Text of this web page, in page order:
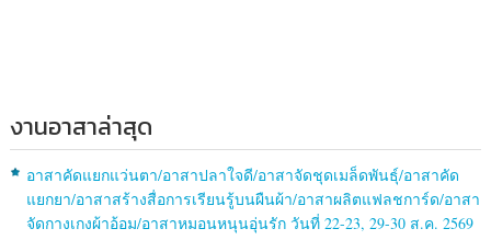
งานอาสาล่าสุด
อาสาคัดแยกแว่นตา/อาสาปลาใจดี/อาสาจัดชุดเมล็ดพันธุ์/อาสาคัด
แยกยา/อาสาสร้างสื่อการเรียนรู้บนผืนผ้า/อาสาผลิตแฟลชการ์ด/อาสา
จัดกางเกงผ้าอ้อม/อาสาหมอนหนุนอุ่นรัก วันที่ 22-23, 29-30 ส.ค. 2569